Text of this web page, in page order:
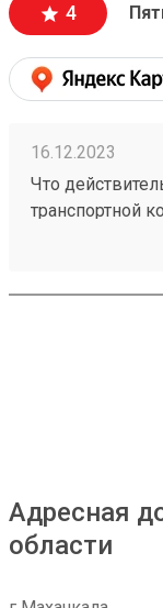
4
16.12.2023
Что
транспортной
к получателям
Адресная
области